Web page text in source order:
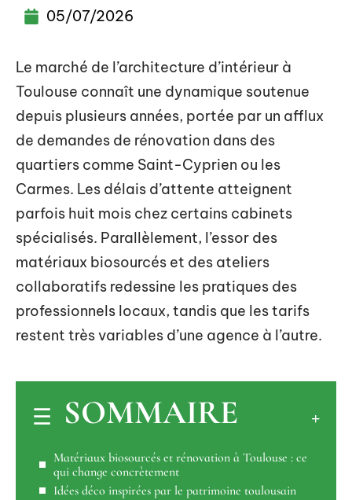
05/07/2026
Le marché de l’architecture d’intérieur à
Toulouse connaît une dynamique soutenue
depuis plusieurs années, portée par un afflux
de demandes de rénovation dans des
quartiers comme Saint-Cyprien ou les
Carmes. Les délais d’attente atteignent
parfois huit mois chez certains cabinets
spécialisés. Parallèlement, l’essor des
matériaux biosourcés et des ateliers
collaboratifs redessine les pratiques des
professionnels locaux, tandis que les tarifs
restent très variables d’une agence à l’autre.
SOMMAIRE
Matériaux biosourcés et rénovation à Toulouse : ce
qui change concrètement
Idées déco inspirées par le patrimoine toulousain